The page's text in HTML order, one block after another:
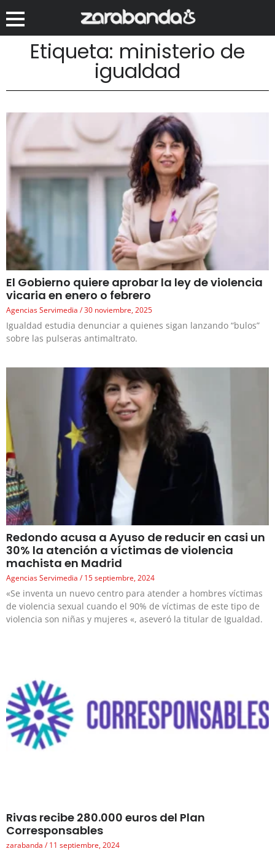
Etiqueta: ministerio de
igualdad
El Gobierno quiere aprobar la ley de violencia
vicaria en enero o febrero
Agencias Servimedia 30 noviembre, 2025
Igualdad estudia denunciar a quienes sigan lanzando “bulos”
sobre las pulseras antimaltrato.
Redondo acusa a Ayuso de reducir en casi un
30% la atención a víctimas de violencia
machista en Madrid
Agencias Servimedia 15 septiembre, 2024
«Se inventa un nuevo centro para atender a hombres víctimas
de violencia sexual cuando el 90% de víctimas de este tipo de
violencia son niñas y mujeres «, aseveró la titular de Igualdad.
Rivas recibe 280.000 euros del Plan
Corresponsables
zarabanda 11 septiembre, 2024